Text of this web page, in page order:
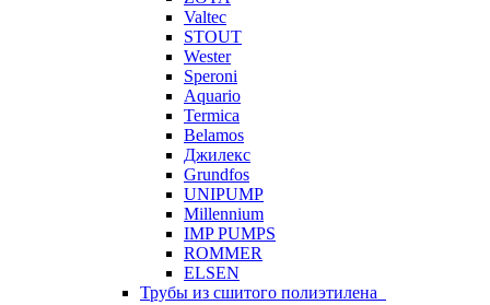
Valtec
STOUT
Wester
Speroni
Aquario
Termica
Belamos
Джилекс
Grundfos
UNIPUMP
Millennium
IMP PUMPS
ROMMER
ELSEN
Трубы из сшитого полиэтилена